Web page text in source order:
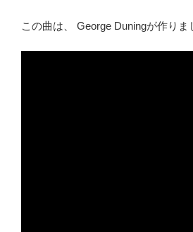
この曲は、 George Duningが作りま